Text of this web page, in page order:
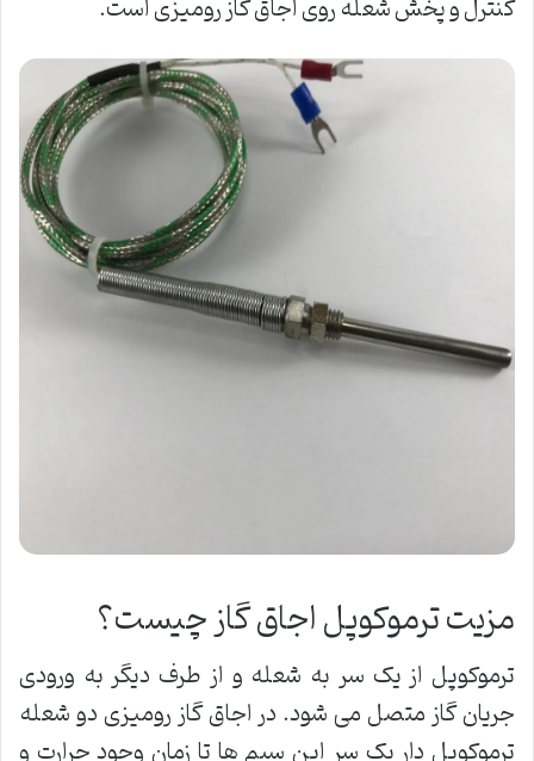
مزیت ترموکوپل اجاق گاز چیست؟
ترموکوپل از یک سر به شعله و از طرف دیگر به ورودی
جریان گاز متصل می شود. در اجاق گاز رومیزی دو شعله